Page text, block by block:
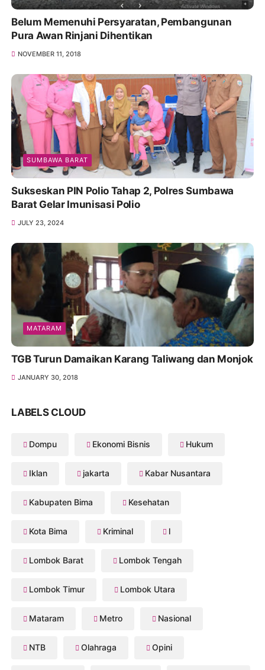
Belum Memenuhi Persyaratan, Pembangunan
Pura Awan Rinjani Dihentikan
NOVEMBER 11, 2018
SUMBAWA BARAT
Sukseskan PIN Polio Tahap 2, Polres Sumbawa
Barat Gelar Imunisasi Polio
JULY 23, 2024
MATARAM
TGB Turun Damaikan Karang Taliwang dan Monjok
JANUARY 30, 2018
LABELS CLOUD
Dompu Ekonomi Bisnis Hukum
Iklan jakarta Kabar Nusantara
Kabupaten Bima Kesehatan
Kota Bima Kriminal l
Lombok Barat Lombok Tengah
Lombok Timur Lombok Utara
Mataram Metro Nasional
NTB Olahraga Opini